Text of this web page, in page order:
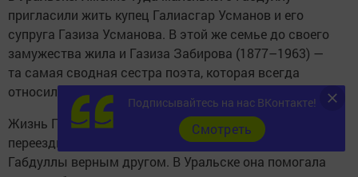
пригласили жить купец Галиасгар Усманов и его
супруга Газиза Усманова. В этой же семье до своего
замужества жила и Газиза Забирова (1877–1963) —
та самая сводная сестра поэта, которая всегда
относилась к брату с большой нежностью.
Жизнь Газизы была непростой: раннее сиротство,
переезды и лишения. Но именно она стала для юного
Габдуллы верным другом. В Уральске она помогала
Подписывайтесь на нас ВКонтакте!
Cмотреть